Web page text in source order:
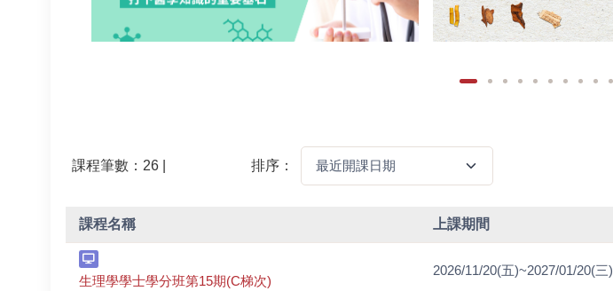
課程筆數：26 | 排序：
課程名稱 上課期間
生理學學士學分班第15期(C梯次)
2026/11/20(五)~2027/01/20(三)